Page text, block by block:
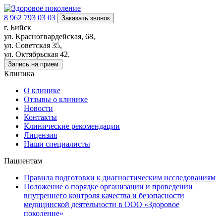
8 962 793 03 03 Заказать звонок
г. Бийск
ул. Красногвардейская, 68,
ул. Советская 35,
ул. Октябрьская 42.
Запись на прием
Клиника
О клинике
Отзывы о клинике
Новости
Контакты
Клинические рекомендации
Лицензия
Наши специалисты
Пациентам
Правила подготовки к диагностическим исследованиям
Положение о порядке организации и проведении
внутреннего контроля качества и безопасности
медицинской деятельности в ООО «Здоровое
поколение»